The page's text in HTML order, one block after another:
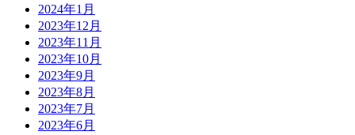
2024年1月
2023年12月
2023年11月
2023年10月
2023年9月
2023年8月
2023年7月
2023年6月